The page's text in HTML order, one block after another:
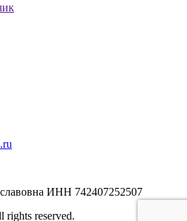
ИНН 742407252507
reserved.